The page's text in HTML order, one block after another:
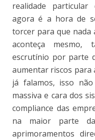
realidade particular
agora é a hora de
torcer para que nada
aconteça mesmo,
escrutínio por parte
aumentar riscos para
já falamos, isso
massiva e cara dos
compliance das
na maior parte
aprimoramentos